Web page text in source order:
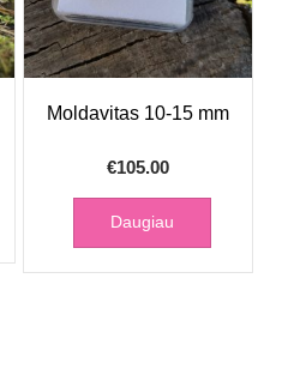
Moldavitas 10-15 mm
€105.00
Daugiau